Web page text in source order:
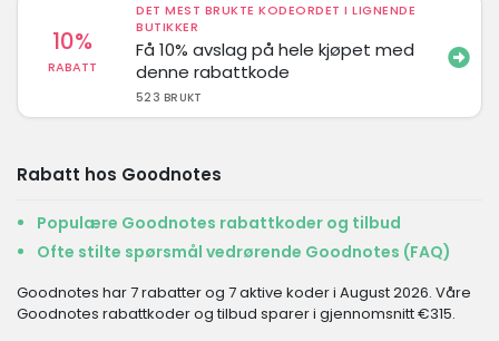
10%
RABATT
DET MEST BRUKTE KODEORDET I LIGNENDE
BUTIKKER
Få 10% avslag på hele kjøpet med
denne rabattkode
523 BRUKT
Rabatt hos Goodnotes
Populære Goodnotes rabattkoder og tilbud
Ofte stilte spørsmål vedrørende Goodnotes (FAQ)
Goodnotes har 7 rabatter og 7 aktive koder i August 2026. Våre
Goodnotes rabattkoder og tilbud sparer i gjennomsnitt €315.